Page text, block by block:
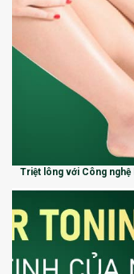
Triệt lông với Công nghệ